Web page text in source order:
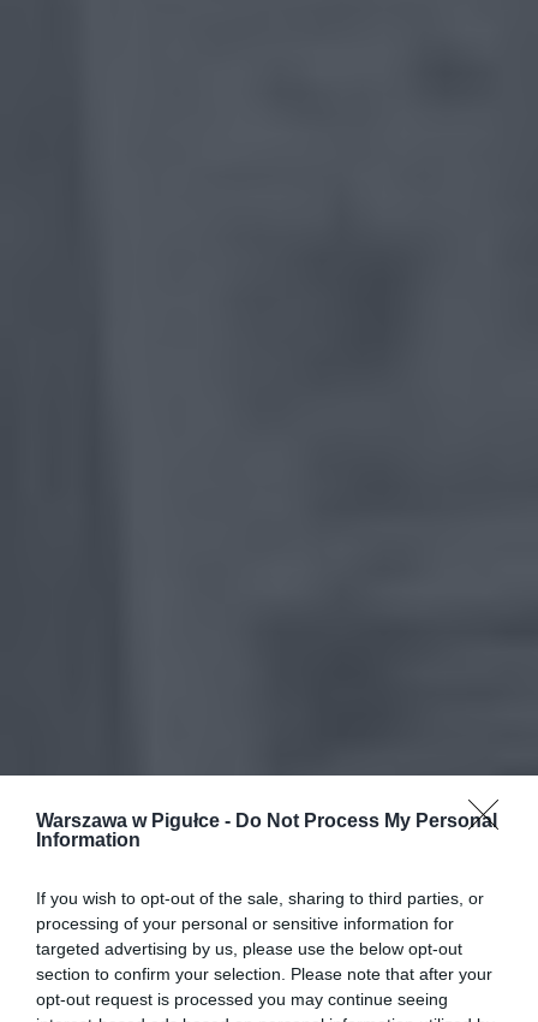
Warszawa w Pigułce - Do Not Process My Personal
Information
If you wish to opt-out of the sale, sharing to third parties, or
processing of your personal or sensitive information for
targeted advertising by us, please use the below opt-out
section to confirm your selection. Please note that after your
opt-out request is processed you may continue seeing